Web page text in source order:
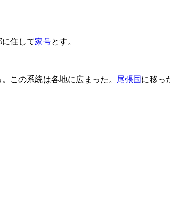
住して家号とす。
この系統は各地に広まった。 尾張国に移っ